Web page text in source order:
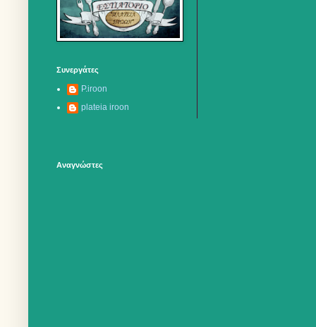
Συνεργάτες
P.iroon
plateia iroon
Αναγνώστες